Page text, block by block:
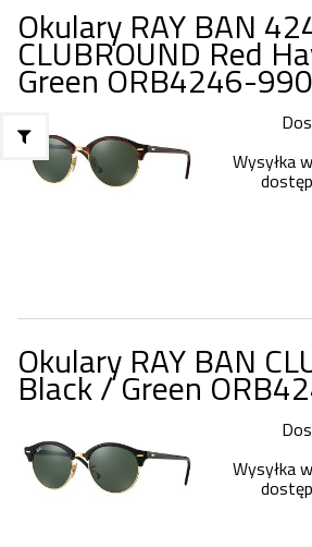
Okulary RAY BAN
CLUBROUND Red
Green ORB4246-990
Wysyłka
Okulary RAY BAN
Black / Green
Wysyłka